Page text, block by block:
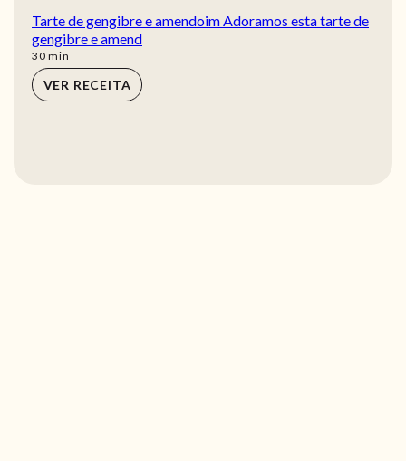
Tarte de gengibre e amendoim Adoramos esta tarte de
gengibre e amend
30min
min
VER RECEITA